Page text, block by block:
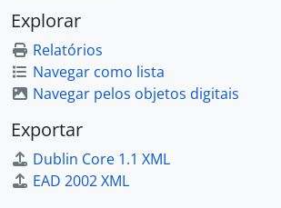
Explorar
Relatórios
Navegar como lista
Navegar pelos objetos digitais
Exportar
Dublin Core 1.1 XML
EAD 2002 XML